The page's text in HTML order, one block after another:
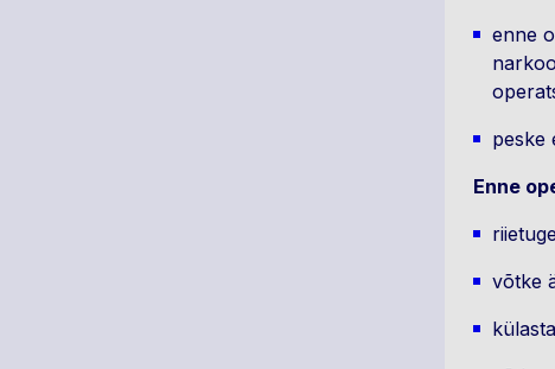
enne
peske
Enne
võtke